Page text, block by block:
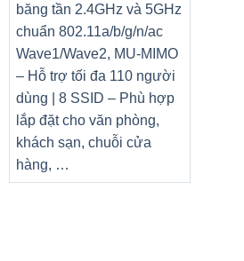
băng tần 2.4GHz và 5GHz
chuẩn 802.11a/b/g/n/ac
Wave1/Wave2, MU-MIMO
– Hỗ trợ tối đa 110 người
dùng | 8 SSID – Phù hợp
lắp đặt cho văn phòng,
khách sạn, chuỗi cửa
hàng, …